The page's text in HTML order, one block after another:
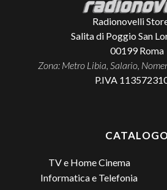
Radionovelli
Salita di Poggio San
00199 Roma
Zona: Metro Libia, Salario,
P.IVA
TV e Home Cinema
Informatica e Telefonia